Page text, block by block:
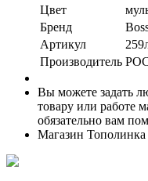
Цвет
Бренд
Артикул
Производитель
Вы можете задать
товару или работе
обязательно вам
Магазин